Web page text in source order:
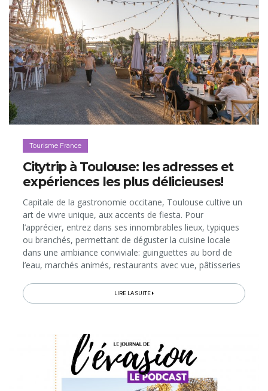
Tourisme France
Citytrip à Toulouse: les adresses et
expériences les plus délicieuses!
Capitale de la gastronomie occitane, Toulouse cultive un
art de vivre unique, aux accents de fiesta. Pour
l’apprécier, entrez dans ses innombrables lieux, typiques
ou branchés, permettant de déguster la cuisine locale
dans une ambiance conviviale: guinguettes au bord de
l’eau, marchés animés, restaurants avec vue, pâtisseries
Lisez ce guide...
LIRE LA SUITE